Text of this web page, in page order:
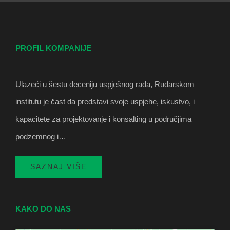
PROFIL KOMPANIJE
Ulazeći u šestu deceniju uspješnog rada, Rudarskom
institutu je čast da predstavi svoje uspjehe, iskustvo, i
kapacitete za projektovanje i konsalting u područjima
podzemnog i…
SAZNAJ VIŠE
KAKO DO NAS